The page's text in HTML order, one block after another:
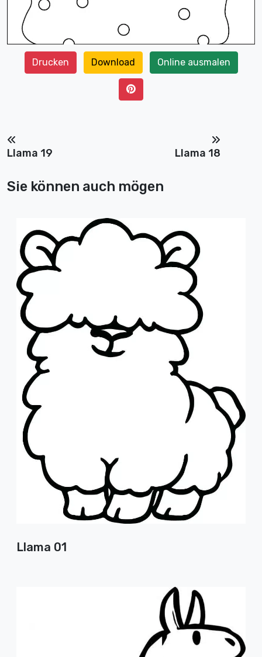
Drucken Download Online ausmalen
Llama 19 Llama 18
Sie können auch mögen
Llama 01